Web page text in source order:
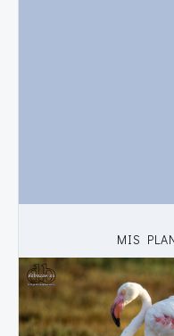
MIS